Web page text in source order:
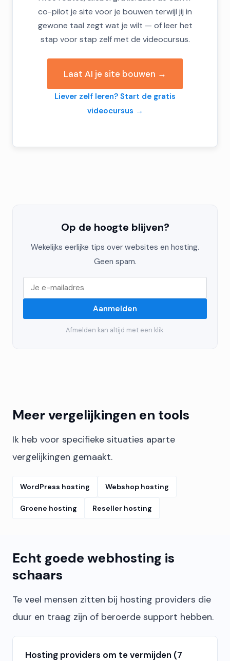
co-pilot je site voor je bouwen terwijl jij in
gewone taal zegt wat je wilt — of leer het
stap voor stap zelf met de videocursus.
Laat AI je site bouwen →
Liever zelf leren? Start de gratis
videocursus →
Op de hoogte blijven?
Wekelijks eerlijke tips over websites en hosting.
Geen spam.
Aanmelden
Afmelden kan altijd met een klik.
Meer vergelijkingen en tools
Ik heb voor specifieke situaties aparte
vergelijkingen gemaakt.
WordPress hosting Webshop hosting
Groene hosting Reseller hosting
Echt goede webhosting is
schaars
Te veel mensen zitten bij hosting providers die
duur en traag zijn of beroerde support hebben.
Hosting providers om te vermijden (7